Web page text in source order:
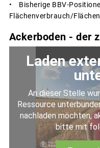
• Bisherige BBV-
Flächenverbrauch/
Ackerboden - der